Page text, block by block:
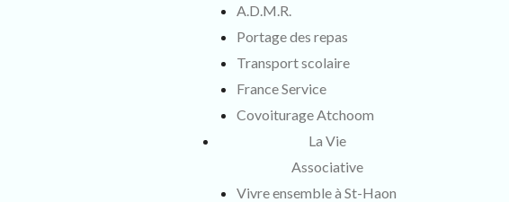
A.D.M.R.
Portage des repas
Transport scolaire
France Service
Covoiturage Atchoom
La Vie
Associative
Vivre ensemble à St-Haon